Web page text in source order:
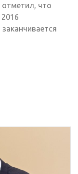
отметил, что